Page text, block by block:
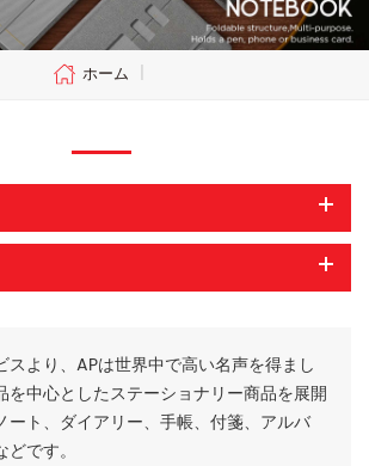
ホーム |
スより、APは世界中で高い名声を得まし
を中心としたステーショナリー商品を展開
ート、ダイアリー、手帳、付箋、アルバ
です。